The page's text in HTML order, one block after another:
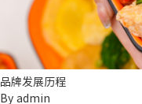
品牌发展历程
By admin